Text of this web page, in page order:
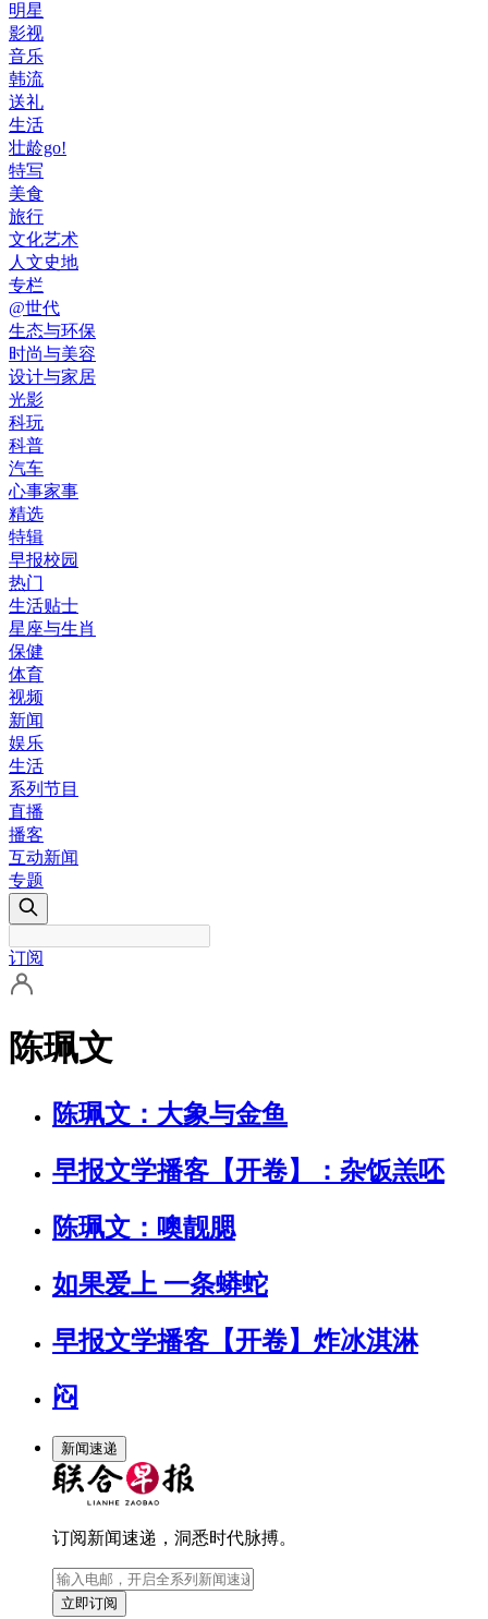
明星
影视
音乐
韩流
送礼
生活
壮龄go!
特写
美食
旅行
文化艺术
人文史地
专栏
@世代
生态与环保
时尚与美容
设计与家居
光影
科玩
科普
汽车
心事家事
精选
特辑
早报校园
热门
生活贴士
星座与生肖
保健
体育
视频
新闻
娱乐
生活
系列节目
直播
播客
互动新闻
专题
订阅
陈珮文
陈珮文：大象与金鱼
早报文学播客【开卷】：杂饭羔呸
陈珮文：噢靓腮
如果爱上 一条蟒蛇
早报文学播客【开卷】炸冰淇淋
闷
新闻速递
订阅新闻速递，洞悉时代脉搏。
立即订阅